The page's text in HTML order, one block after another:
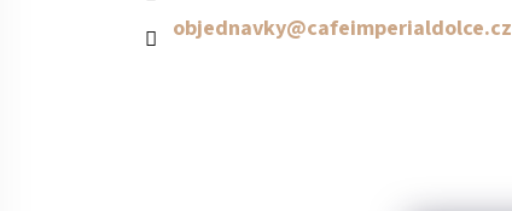
objednavky@cafeimperialdolce.cz